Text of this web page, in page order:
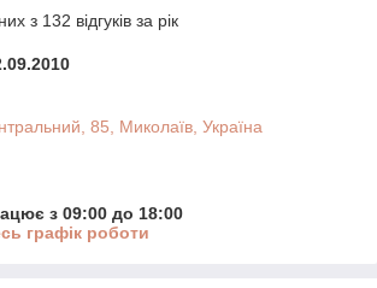
з 132 відгуків за рік
85, Миколаїв, Україна
з 09:00 до 18:00
графік роботи